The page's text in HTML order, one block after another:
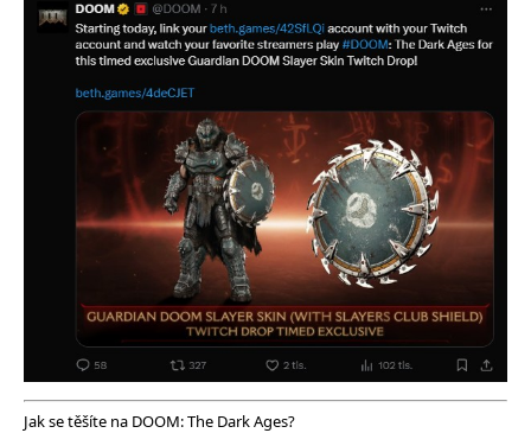
Jak se těšíte na DOOM: The Dark Ages?